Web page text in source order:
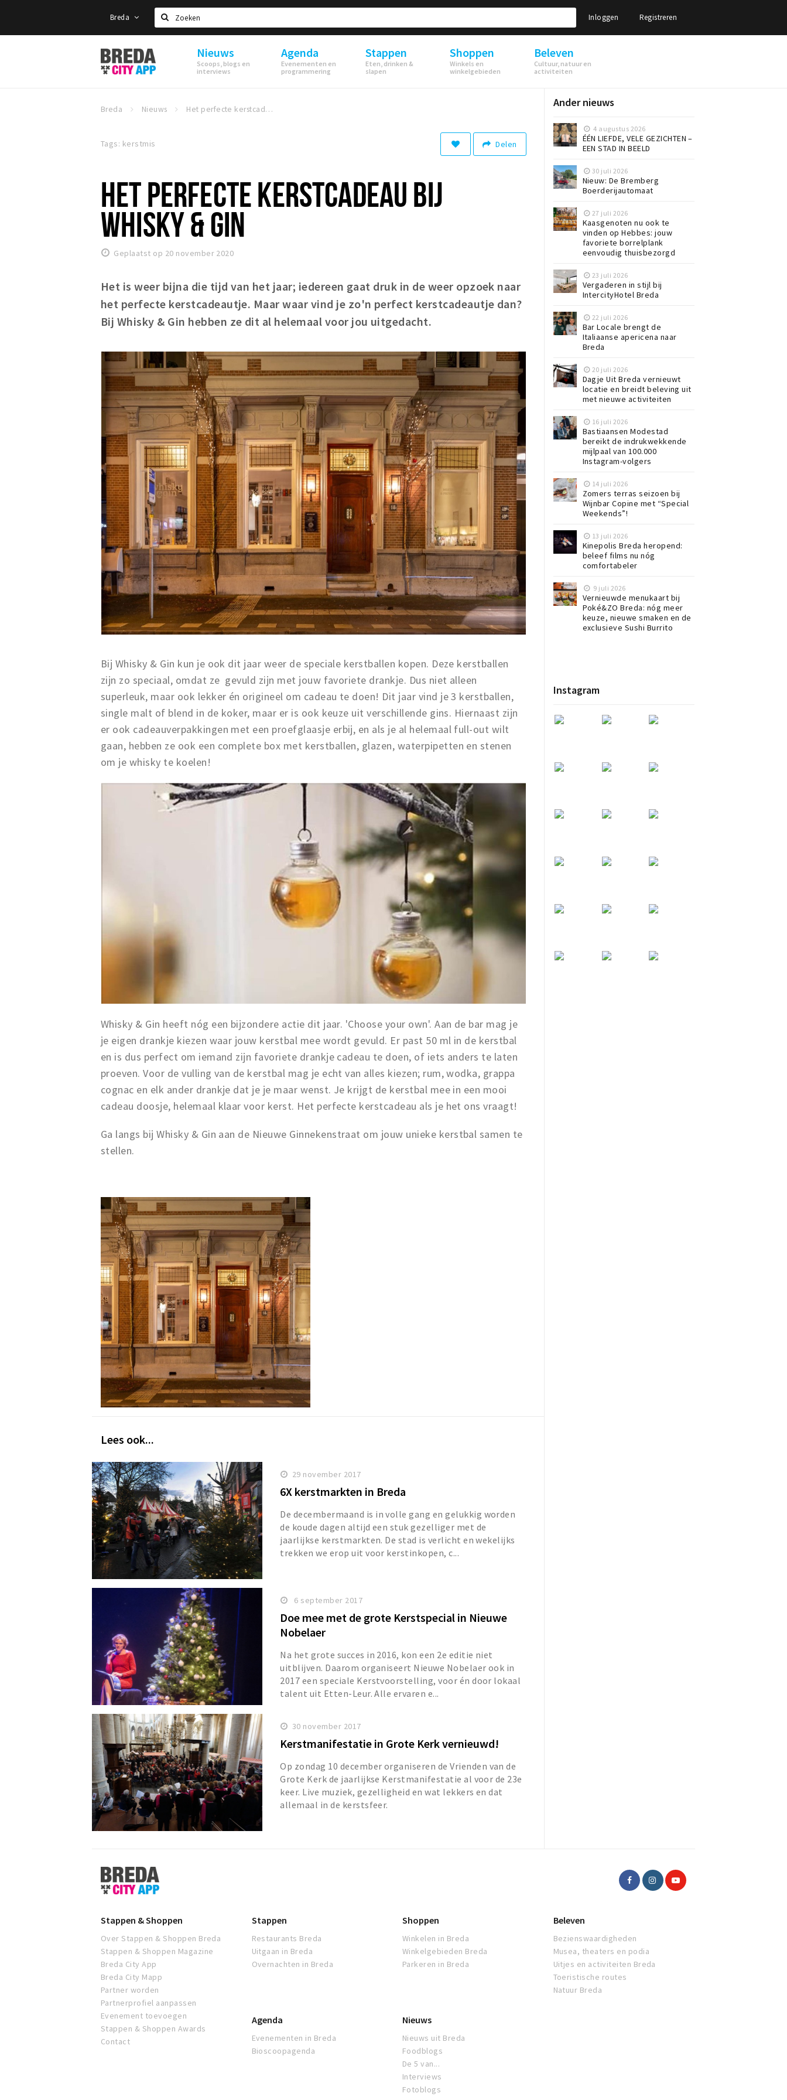
Breda
Zoeken
Inloggen Registreren
Stappen
&
Shoppen
Nieuws
Scoops, blogs en
interviews
Agenda
Evenementen en
programmering
Stappen
Eten, drinken &
slapen
Shoppen
Winkels en
winkelgebieden
Beleven
Cultuur, natuur en
activiteiten
Breda Nieuws Het perfecte kerstcadeau bij Whisky & Gin
Tags: kerstmis Delen
HET PERFECTE KERSTCADEAU BIJ
WHISKY & GIN
Geplaatst op 20 november 2020
Het is weer bijna die tijd van het jaar; iedereen gaat druk in de weer opzoek naar
het perfecte kerstcadeautje. Maar waar vind je zo'n perfect kerstcadeautje dan?
Bij Whisky & Gin hebben ze dit al helemaal voor jou uitgedacht.
Bij Whisky & Gin kun je ook dit jaar weer de speciale kerstballen kopen. Deze kerstballen
zijn zo speciaal, omdat ze gevuld zijn met jouw favoriete drankje. Dus niet alleen
superleuk, maar ook lekker én origineel om cadeau te doen! Dit jaar vind je 3 kerstballen,
single malt of blend in de koker, maar er is ook keuze uit verschillende gins. Hiernaast zijn
er ook cadeauverpakkingen met een proefglaasje erbij, en als je al helemaal full-out wilt
gaan, hebben ze ook een complete box met kerstballen, glazen, waterpipetten en stenen
om je whisky te koelen!
Whisky & Gin heeft nóg een bijzondere actie dit jaar. 'Choose your own'. Aan de bar mag je
je eigen drankje kiezen waar jouw kerstbal mee wordt gevuld. Er past 50 ml in de kerstbal
en is dus perfect om iemand zijn favoriete drankje cadeau te doen, of iets anders te laten
proeven. Voor de vulling van de kerstbal mag je echt van alles kiezen; rum, wodka, grappa
cognac en elk ander drankje dat je je maar wenst. Je krijgt de kerstbal mee in een mooi
cadeau doosje, helemaal klaar voor kerst. Het perfecte kerstcadeau als je het ons vraagt!
Ga langs bij Whisky & Gin aan de Nieuwe Ginnekenstraat om jouw unieke kerstbal samen te
stellen.
Lees ook...
29 november 2017
6X kerstmarkten in Breda
De decembermaand is in volle gang en gelukkig worden
de koude dagen altijd een stuk gezelliger met de
jaarlijkse kerstmarkten. De stad is verlicht en wekelijks
trekken we erop uit voor kerstinkopen, c...
6 september 2017
Doe mee met de grote Kerstspecial in Nieuwe
Nobelaer
Na het grote succes in 2016, kon een 2e editie niet
uitblijven. Daarom organiseert Nieuwe Nobelaer ook in
2017 een speciale Kerstvoorstelling, voor én door lokaal
talent uit Etten-Leur. Alle ervaren e...
30 november 2017
Kerstmanifestatie in Grote Kerk vernieuwd!
Op zondag 10 december organiseren de Vrienden van de
Grote Kerk de jaarlijkse Kerstmanifestatie al voor de 23e
keer. Live muziek, gezelligheid en wat lekkers en dat
allemaal in de kerstsfeer.
Ander nieuws
4 augustus 2026
ÉÉN LIEFDE, VELE GEZICHTEN –
EEN STAD IN BEELD
30 juli 2026
Nieuw: De Bremberg
Boerderijautomaat
27 juli 2026
Kaasgenoten nu ook te
vinden op Hebbes: jouw
favoriete borrelplank
eenvoudig thuisbezorgd
23 juli 2026
Vergaderen in stijl bij
IntercityHotel Breda
22 juli 2026
Bar Locale brengt de
Italiaanse apericena naar
Breda
20 juli 2026
Dagje Uit Breda vernieuwt
locatie en breidt beleving uit
met nieuwe activiteiten
16 juli 2026
Bastiaansen Modestad
bereikt de indrukwekkende
mijlpaal van 100.000
Instagram-volgers
14 juli 2026
Zomers terras seizoen bij
Wijnbar Copine met “Special
Weekends”!
13 juli 2026
Kinepolis Breda heropend:
beleef films nu nóg
comfortabeler
9 juli 2026
Vernieuwde menukaart bij
Poké&ZO Breda: nóg meer
keuze, nieuwe smaken en de
exclusieve Sushi Burrito
Instagram
Stappen
&
Shoppen
Stappen & Shoppen
Over Stappen & Shoppen Breda
Stappen & Shoppen Magazine
Breda City App
Breda City Mapp
Partner worden
Partnerprofiel aanpassen
Evenement toevoegen
Stappen & Shoppen Awards
Contact
Stappen
Restaurants Breda
Uitgaan in Breda
Overnachten in Breda
Shoppen
Winkelen in Breda
Winkelgebieden Breda
Parkeren in Breda
Beleven
Bezienswaardigheden
Musea, theaters en podia
Uitjes en activiteiten Breda
Toeristische routes
Natuur Breda
Agenda
Evenementen in Breda
Bioscoopagenda
Nieuws
Nieuws uit Breda
Foodblogs
De 5 van...
Interviews
Fotoblogs